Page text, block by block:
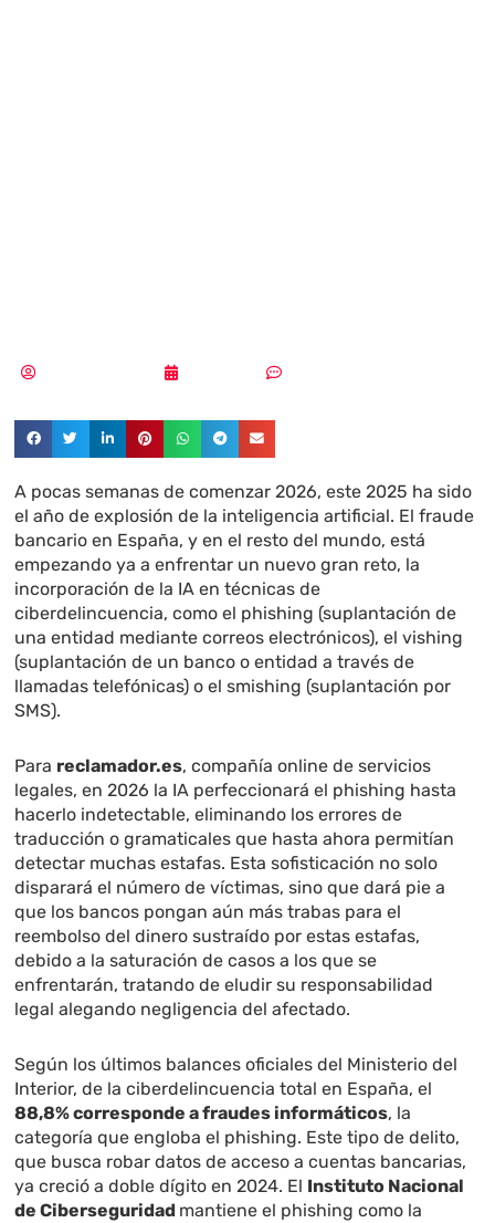
A pocas semanas de comenzar 2026, este 2025 ha sido
el año de explosión de la inteligencia artificial. El fraude
bancario en España, y en el resto del mundo, está
empezando ya a enfrentar un nuevo gran reto, la
incorporación de la IA en técnicas de
ciberdelincuencia, como el phishing (suplantación de
una entidad mediante correos electrónicos), el vishing
(suplantación de un banco o entidad a través de
llamadas telefónicas) o el smishing (suplantación por
SMS).
Para reclamador.es, compañía online de servicios
legales, en 2026 la IA perfeccionará el phishing hasta
hacerlo indetectable, eliminando los errores de
traducción o gramaticales que hasta ahora permitían
detectar muchas estafas. Esta sofisticación no solo
disparará el número de víctimas, sino que dará pie a
que los bancos pongan aún más trabas para el
reembolso del dinero sustraído por estas estafas,
debido a la saturación de casos a los que se
enfrentarán, tratando de eludir su responsabilidad
legal alegando negligencia del afectado.
Según los últimos balances oficiales del Ministerio del
Interior, de la ciberdelincuencia total en España, el
88,8% corresponde a fraudes informáticos, la
categoría que engloba el phishing. Este tipo de delito,
que busca robar datos de acceso a cuentas bancarias,
ya creció a doble dígito en 2024. El Instituto Nacional
de Ciberseguridad mantiene el phishing como la